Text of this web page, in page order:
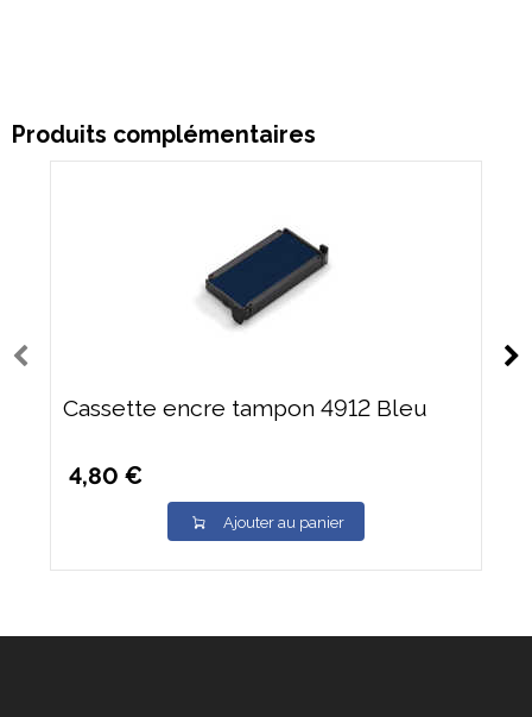
Produits complémentaires
Cassette encre tampon 4912 Bleu
4,80 €
Ajouter au panier